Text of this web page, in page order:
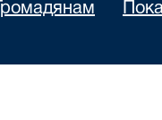
Громадянам